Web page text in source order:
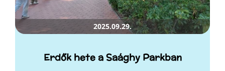
2025.09.29.
Erdők hete a Saághy Parkban